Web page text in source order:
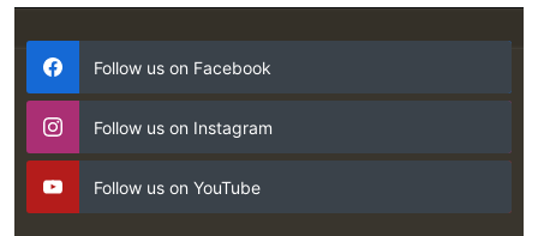
Follow us on Facebook
Follow us on Instagram
Follow us on YouTube